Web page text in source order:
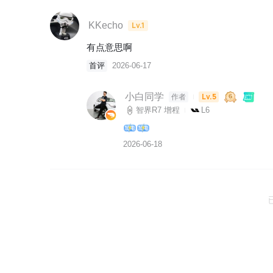
KKecho Lv.1
有点意思啊
首评 2026-06-17
小白同学 作者 Lv.5
智界R7 增程 L6
2026-06-18